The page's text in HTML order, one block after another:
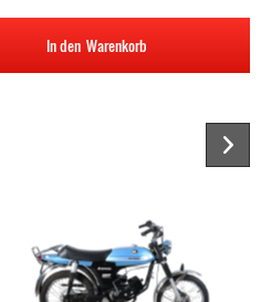
In den Warenkorb